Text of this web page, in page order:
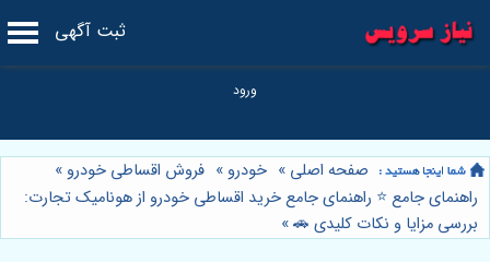
ثبت آگهی
صفحه اصلی » خودرو » فروش اقساطی خودرو »
راهنمای جامع ⭐️ راهنمای جامع خرید اقساطی خودرو از هونامیک تجارت:
بررسی مزایا و نکات کلیدی 🚗»